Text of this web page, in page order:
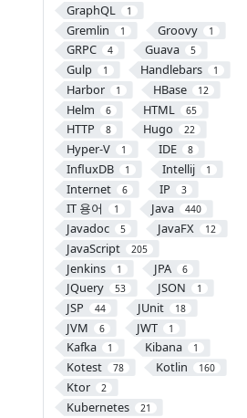
GraphQL 1
Gremlin 1 Groovy 1
GRPC 4 Guava 5
Gulp 1 Handlebars 1
Harbor 1 HBase 12
Helm 6 HTML 65
HTTP 8 Hugo 22
Hyper-V 1 IDE 8
InfluxDB 1 Intellij 1
Internet 6 IP 3
IT 용어 1 Java 440
Javadoc 5 JavaFX 12
JavaScript 205
Jenkins 1 JPA 6
JQuery 53 JSON 1
JSP 44 JUnit 18
JVM 6 JWT 1
Kafka 1 Kibana 1
Kotest 78 Kotlin 160
Ktor 2
Kubernetes 21